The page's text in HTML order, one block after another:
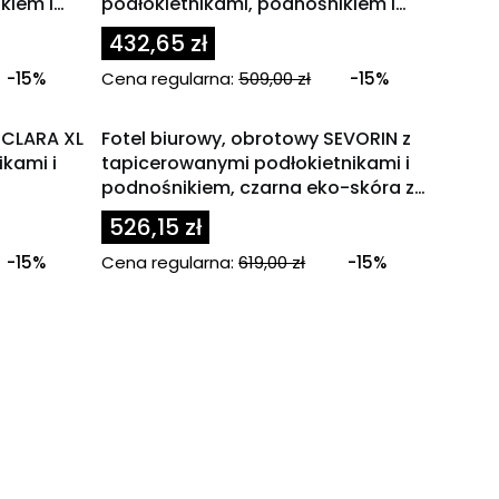
-15%
zagłówkiem
432,65 zł
Cena regularna: 509,00 zł -15%
XL
i
-15%
Fotel biurowy, obrotowy SEVORIN z
tapicerowanymi podłokietnikami i
podnośnikiem, czarna eko-skóra z
białymi wstawkami, nogi chrom
526,15 zł
Cena regularna: 619,00 zł -15%